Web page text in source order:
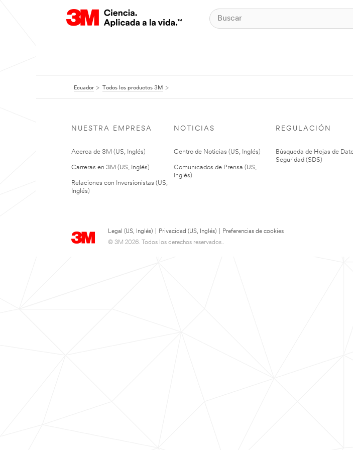
Ecuador Todos los productos 3M
NUESTRA EMPRESA
Acerca de 3M (US, Inglés)
Carreras en 3M (US, Inglés)
Relaciones con Inversionistas (US,
Inglés)
NOTICIAS
Centro de Noticias (US, Inglés)
Comunicados de Prensa (US,
Inglés)
REGULACIÓN
Búsqueda de Hojas de
Seguridad (SDS)
Legal (US, Inglés) Privacidad (US, Inglés)
Preferencias de cookies
© 3M 2026. Todos los derechos reservados..